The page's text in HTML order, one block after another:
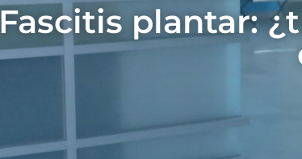
Fascitis plantar: